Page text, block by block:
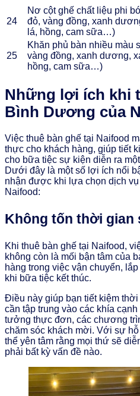
24
Nơ cột ghế chất liệu phi
đỏ, vàng đồng, xanh
lá, hồng, cam sữa…)
25
Khăn phủ bàn nhiều màu
vàng đồng, xanh dương,
hồng, cam sữa…)
Những lợi ích khi
Bình Dương của
Việc thuê bàn ghế tại Naifood
thực cho khách hàng, giúp tiết
cho bữa tiệc sự kiện diễn ra
Dưới đây là một số lợi ích nổi
nhận được khi lựa chọn dịch
Naifood:
Không tốn thời gian
Khi thuê bàn ghế tại Naifood,
không còn là mối bận tâm của
hàng trong việc vận chuyển,
khi bữa tiệc kết thúc.
Điều này giúp bạn tiết kiệm
cần tập trung vào các khía
tưởng thực đơn, các chương
chăm sóc khách mời. Với sự
thể yên tâm rằng mọi thứ sẽ
phải bất kỳ vấn đề nào.